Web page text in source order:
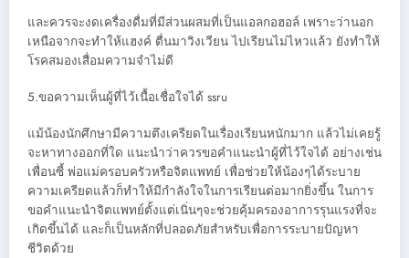
และควรจะงดเครื่องดื่มที่มีส่วนผสมที่เป็นแอลกอฮอล์ เพราะว่านอก
เหนือจากจะทำให้แฮงค์ ตื่นมาวิงเวียน ไปเรียนไม่ไหวแล้ว ยังทำให้
โรคสมองเสื่อมความจำไม่ดี
5.ขอความเห็นผู้ที่ไว้เนื้อเชื่อใจได้ ssru
แม้น้องนักศึกษามีความตึงเครียดในเรื่องเรียนหนักมาก แล้วไม่เคยรู้
จะหาทางออกที่ใด แนะนำว่าควรขอคำแนะนำผู้ที่ไว้ใจได้ อย่างเช่น
เพื่อนซี้ พ่อแม่ครอบครัวหรือจิตแพทย์ เพื่อช่วยให้น้องๆได้ระบาย
ความเครียดแล้วก็ทำให้มีกำลังใจในการเรียนต่อมากยิ่งขึ้น ในการ
ขอคำแนะนำจิตแพทย์ตั้งแต่เนิ่นๆจะช่วยคุ้มครองอาการรุนแรงที่จะ
เกิดขึ้นได้ และก็เป็นหลักที่ปลอดภัยสำหรับเพื่อการระบายปัญหา
ชีวิตด้วย